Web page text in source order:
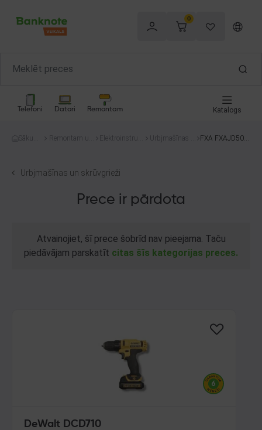
0
Telefoni Datori Remontam Katalogs
Sākum
Remontam un
Elektroinstru
Urbjmašīnas u
FXA FXAJD508
Urbjmašīnas un skrūvgrieži
Prece ir pārdota
Atvainojiet, šī prece šobrīd nav pieejama. Taču
piedāvājam parskatīt citas šīs kategorijas preces.
DeWalt DCD710